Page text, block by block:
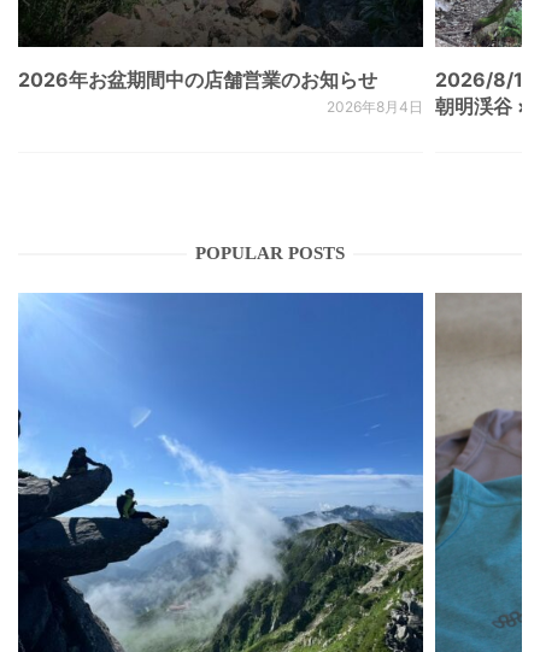
2026年お盆期間中の店舗営業のお知らせ
2026年8月4日
2026/8/
朝明渓谷 ×
POPULAR POSTS